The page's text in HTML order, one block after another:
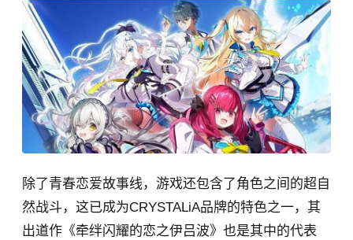
除了青春恋爱故事线，游戏还包含了角色之间的超自
然战斗，这已成为CRYSTALiA品牌的特色之一，其
出道作《牵绊闪耀的恋之伊吕波》也是其中的代表